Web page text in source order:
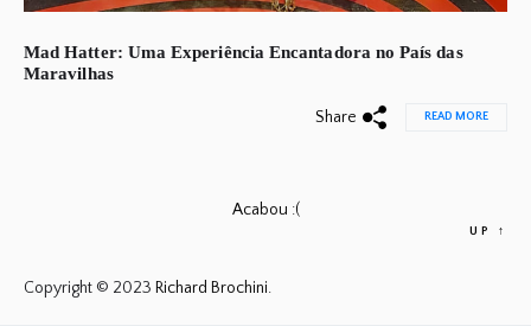
Mad Hatter: Uma Experiência Encantadora no País das
Maravilhas
Share READ MORE
Acabou :(
Copyright © 2023 Richard Brochini.
UP ↑